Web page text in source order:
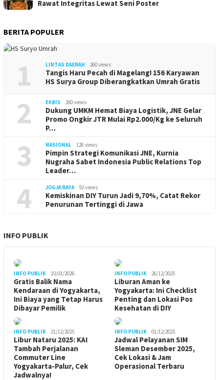
Rawat Integritas Lewat Seni Poster
BERITA POPULER
1 LINTAS DAERAH 260 views
Tangis Haru Pecah di Magelang! 156 Karyawan
HS Surya Group Diberangkatkan Umrah Gratis
2 EKBIS 260 views
Dukung UMKM Hemat Biaya Logistik, JNE Gelar
Promo Ongkir JTR Mulai Rp2.000/Kg ke Seluruh
P…
3 NASIONAL 128 views
Pimpin Strategi Komunikasi JNE, Kurnia
Nugraha Sabet Indonesia Public Relations Top
Leader…
4 JOGJA RAYA 92 views
Kemiskinan DIY Turun Jadi 9,70%, Catat Rekor
Penurunan Tertinggi di Jawa
INFO PUBLIK
INFO PUBLIK 10/01/2026
Gratis Balik Nama
Kendaraan di Yogyakarta,
Ini Biaya yang Tetap Harus
Dibayar Pemilik
INFO PUBLIK 26/12/2025
Liburan Aman ke
Yogyakarta: Ini Checklist
Penting dan Lokasi Pos
Kesehatan di DIY
INFO PUBLIK 21/12/2025
Libur Nataru 2025: KAI
Tambah Perjalanan
Commuter Line
Yogyakarta-Palur, Cek
Jadwalnya!
INFO PUBLIK 01/12/2025
Jadwal Pelayanan SIM
Sleman Desember 2025,
Cek Lokasi & Jam
Operasional Terbaru